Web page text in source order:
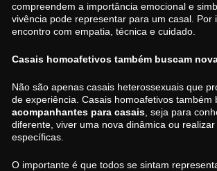
compreendem a importância emocional e
vivência pode representar para um casal. Por
encontro com empatia, técnica e cuidado.
Casais homoafetivos também buscam
Não são apenas casais heterossexuais que
de experiência. Casais homoafetivos também
acompanhantes para casais , seja para
diferente, viver uma nova dinâmica ou
específicas.
O importante é que todos se sintam